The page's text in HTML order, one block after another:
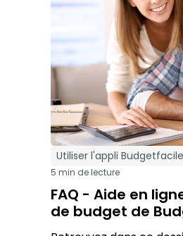
Utiliser l'appli Budgetfacile
5 min de lecture
FAQ - Aide en
de budget de